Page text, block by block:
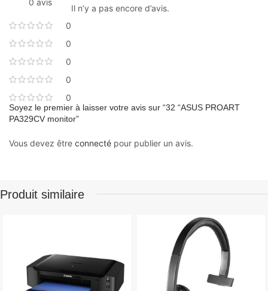
0
0
0
0
0
Il n’y a pas encore d’avis.
Soyez le premier à laisser votre avis sur “32 “ASUS PROART
PA329CV monitor”
Vous devez être connecté pour publier un avis.
Produit similaire